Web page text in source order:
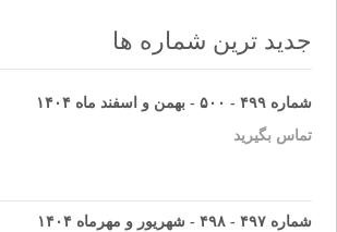
navigation
جدید ترین شماره ها
شماره ۴۹۹ - ۵۰۰ - بهمن و اسفند ماه ۱۴۰۴
تماس بگیرید
شماره ۴۹۷ - ۴۹۸ - شهریور و مهرماه ۱۴۰۴